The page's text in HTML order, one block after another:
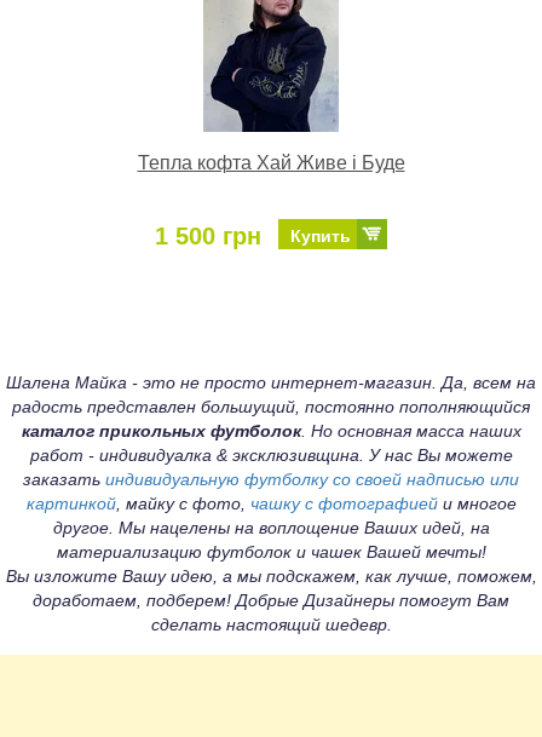
Тепла кофта Хай Живе і Буде
1 500 грн Купить
Шалена Майка - это не просто интернет-магазин. Да, всем на
радость представлен большущий, постоянно пополняющийся
каталог прикольных футболок. Но основная масса наших
работ - индивидуалка & эксклюзивщина. У нас Вы можете
заказать индивидуальную футболку со своей надписью или
картинкой, майку с фото, чашку с фотографиейи многое
другое. Мы нацелены на воплощение Ваших идей, на
материализацию футболок и чашек Вашей мечты!
Вы изложите Вашу идею, а мы подскажем, как лучше, поможем,
доработаем, подберем! Добрые Дизайнеры помогут Вам
сделать настоящий шедевр.